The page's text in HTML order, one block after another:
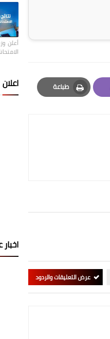
طباعة
Print
عرض التعليقات والردود
أعلن
اعلان